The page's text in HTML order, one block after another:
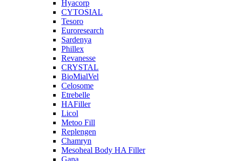
Hyacorp
CYTOSIAL
Tesoro
Euroresearch
Sardenya
Phillex
Revanesse
CRYSTAL
BioMialVel
Celosome
Etrebelle
HAFiller
Licol
Metoo Fill
Replengen
Chamryn
Mesoheal Body HA Filler
Gana